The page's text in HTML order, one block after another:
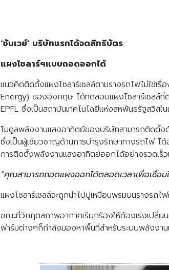
‘ซันเวย์’ บริษัทแรกได้จดสิทธิบัตร
แผงโซลาร์ฯแบบถอดออกได้
แนวคิดติดตั้งแผงโซลาร์เซลล์ตามรางรถไฟไม่ใช่เ
Energy) ของอังกฤษ ได้ทดสอบแผงโซลาร์เซลล์
EPFL ซึ่งเป็นสถาบันเทคโนโลยีแห่งสหพันธรัฐสวิสใ
โมดูลพลังงานแสงอาทิตย์ของบริษัทสามารถติดตั้ง
ซึ่งเป็นผู้เชี่ยวชาญด้านการบำรุงรักษาทางรถไฟ
การติดตั้งพลังงานแสงอาทิตย์ออกได้อย่างรวดเร็ว
“คุณสามารถถอดแผงออกได้ตลอดเวลาเพื่อเชื่
แผงโซลาร์เซลล์จะถูกนำไปปูเหมือนพรมบนรางรถไ
ขณะที่วิกฤตสภาพอากาศเรียกร้องให้ต้องเร่งเปลี่
ฟาร์มต่างๆก็กำลังมองหาพื้นที่สำหรับระบบพลังง